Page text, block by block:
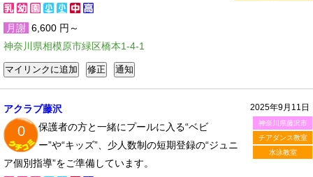
月謝 6,600 円～
神奈川県相模原市緑区橋本1-4-1
2025年9月11日
神奈川県藤沢市
チアダンス教室
水泳教室
アクラブ藤沢
0
保護者の方と一緒にプールに入る“ベビ
ー”や“キッズ”、少人数制の短期登録の“ジュニ
ア個別指導”をご準備しています。